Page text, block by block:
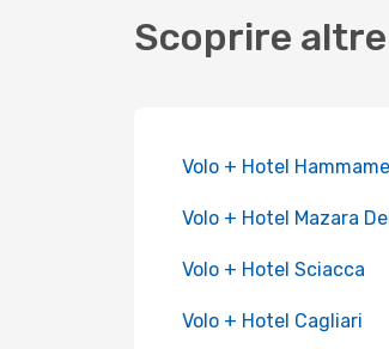
Scoprire
Volo + Hotel
Volo + Hotel Mazara
Volo + Hotel Sciacca
Volo + Hotel Cagliari